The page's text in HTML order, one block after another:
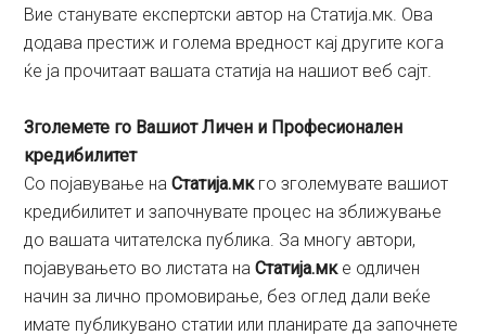
Вие станувате експертски автор на Статија.мк. Ова
додава престиж и голема вредност кај другите кога
ќе ја прочитаат вашата статија на нашиот веб сајт.
Зголемете го Вашиот Личен и Професионален
кредибилитет
Со појавување наСтатија.мкго зголемувате вашиот
кредибилитет и започнувате процес на зближување
до вашата читателска публика. За многу автори,
појавувањето во листата наСтатија.мке одличен
начин за лично промовирање, без оглед дали веќе
имате публикувано статии или планирате да започнете